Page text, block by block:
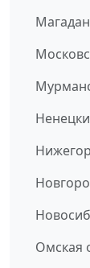
Омская